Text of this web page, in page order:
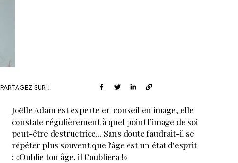
PARTAGEZ SUR :
Joëlle Adam est experte en conseil en image, elle
constate régulièrement à quel point l’image de soi
peut-être destructrice... Sans doute faudrait-il se
répéter plus souvent que l’âge est un état d’esprit
: «Oublie ton âge, il t’oubliera !».